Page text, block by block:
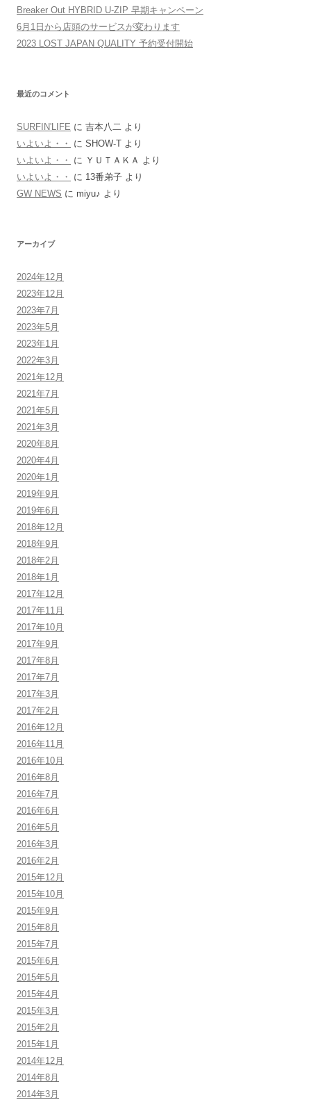
Breaker Out HYBRID U-ZIP 早期キャンペーン
6月1日から店頭のサービスが変わります
2023 LOST JAPAN QUALITY 予約受付開始
最近のコメント
SURFIN'LIFE に 吉本八二 より
いよいよ・・
に SHOW-T より
いよいよ・・
に ＹＵＴＡＫＡ より
いよいよ・・
に 13番弟子 より
GW NEWS に miyu♪ より
アーカイブ
2024年12月
2023年12月
2023年7月
2023年5月
2023年1月
2022年3月
2021年12月
2021年7月
2021年5月
2021年3月
2020年8月
2020年4月
2020年1月
2019年9月
2019年6月
2018年12月
2018年9月
2018年2月
2018年1月
2017年12月
2017年11月
2017年10月
2017年9月
2017年8月
2017年7月
2017年3月
2017年2月
2016年12月
2016年11月
2016年10月
2016年8月
2016年7月
2016年6月
2016年5月
2016年3月
2016年2月
2015年12月
2015年10月
2015年9月
2015年8月
2015年7月
2015年6月
2015年5月
2015年4月
2015年3月
2015年2月
2015年1月
2014年12月
2014年8月
2014年3月